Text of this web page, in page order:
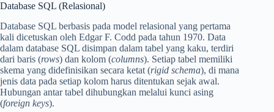
Database SQL (Relasional)
Database SQL berbasis pada model relasional yang pertama
kali dicetuskan oleh Edgar F. Codd pada tahun 1970. Data
dalam database SQL disimpan dalam tabel yang kaku, terdiri
dari baris (rows) dan kolom (columns). Setiap tabel memiliki
skema yang didefinisikan secara ketat (rigid schema), di mana
jenis data pada setiap kolom harus ditentukan sejak awal.
Hubungan antar tabel dihubungkan melalui kunci asing
(foreign keys).